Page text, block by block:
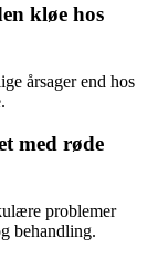
kløe hos
årsager end hos
med røde
problemer
behandling.